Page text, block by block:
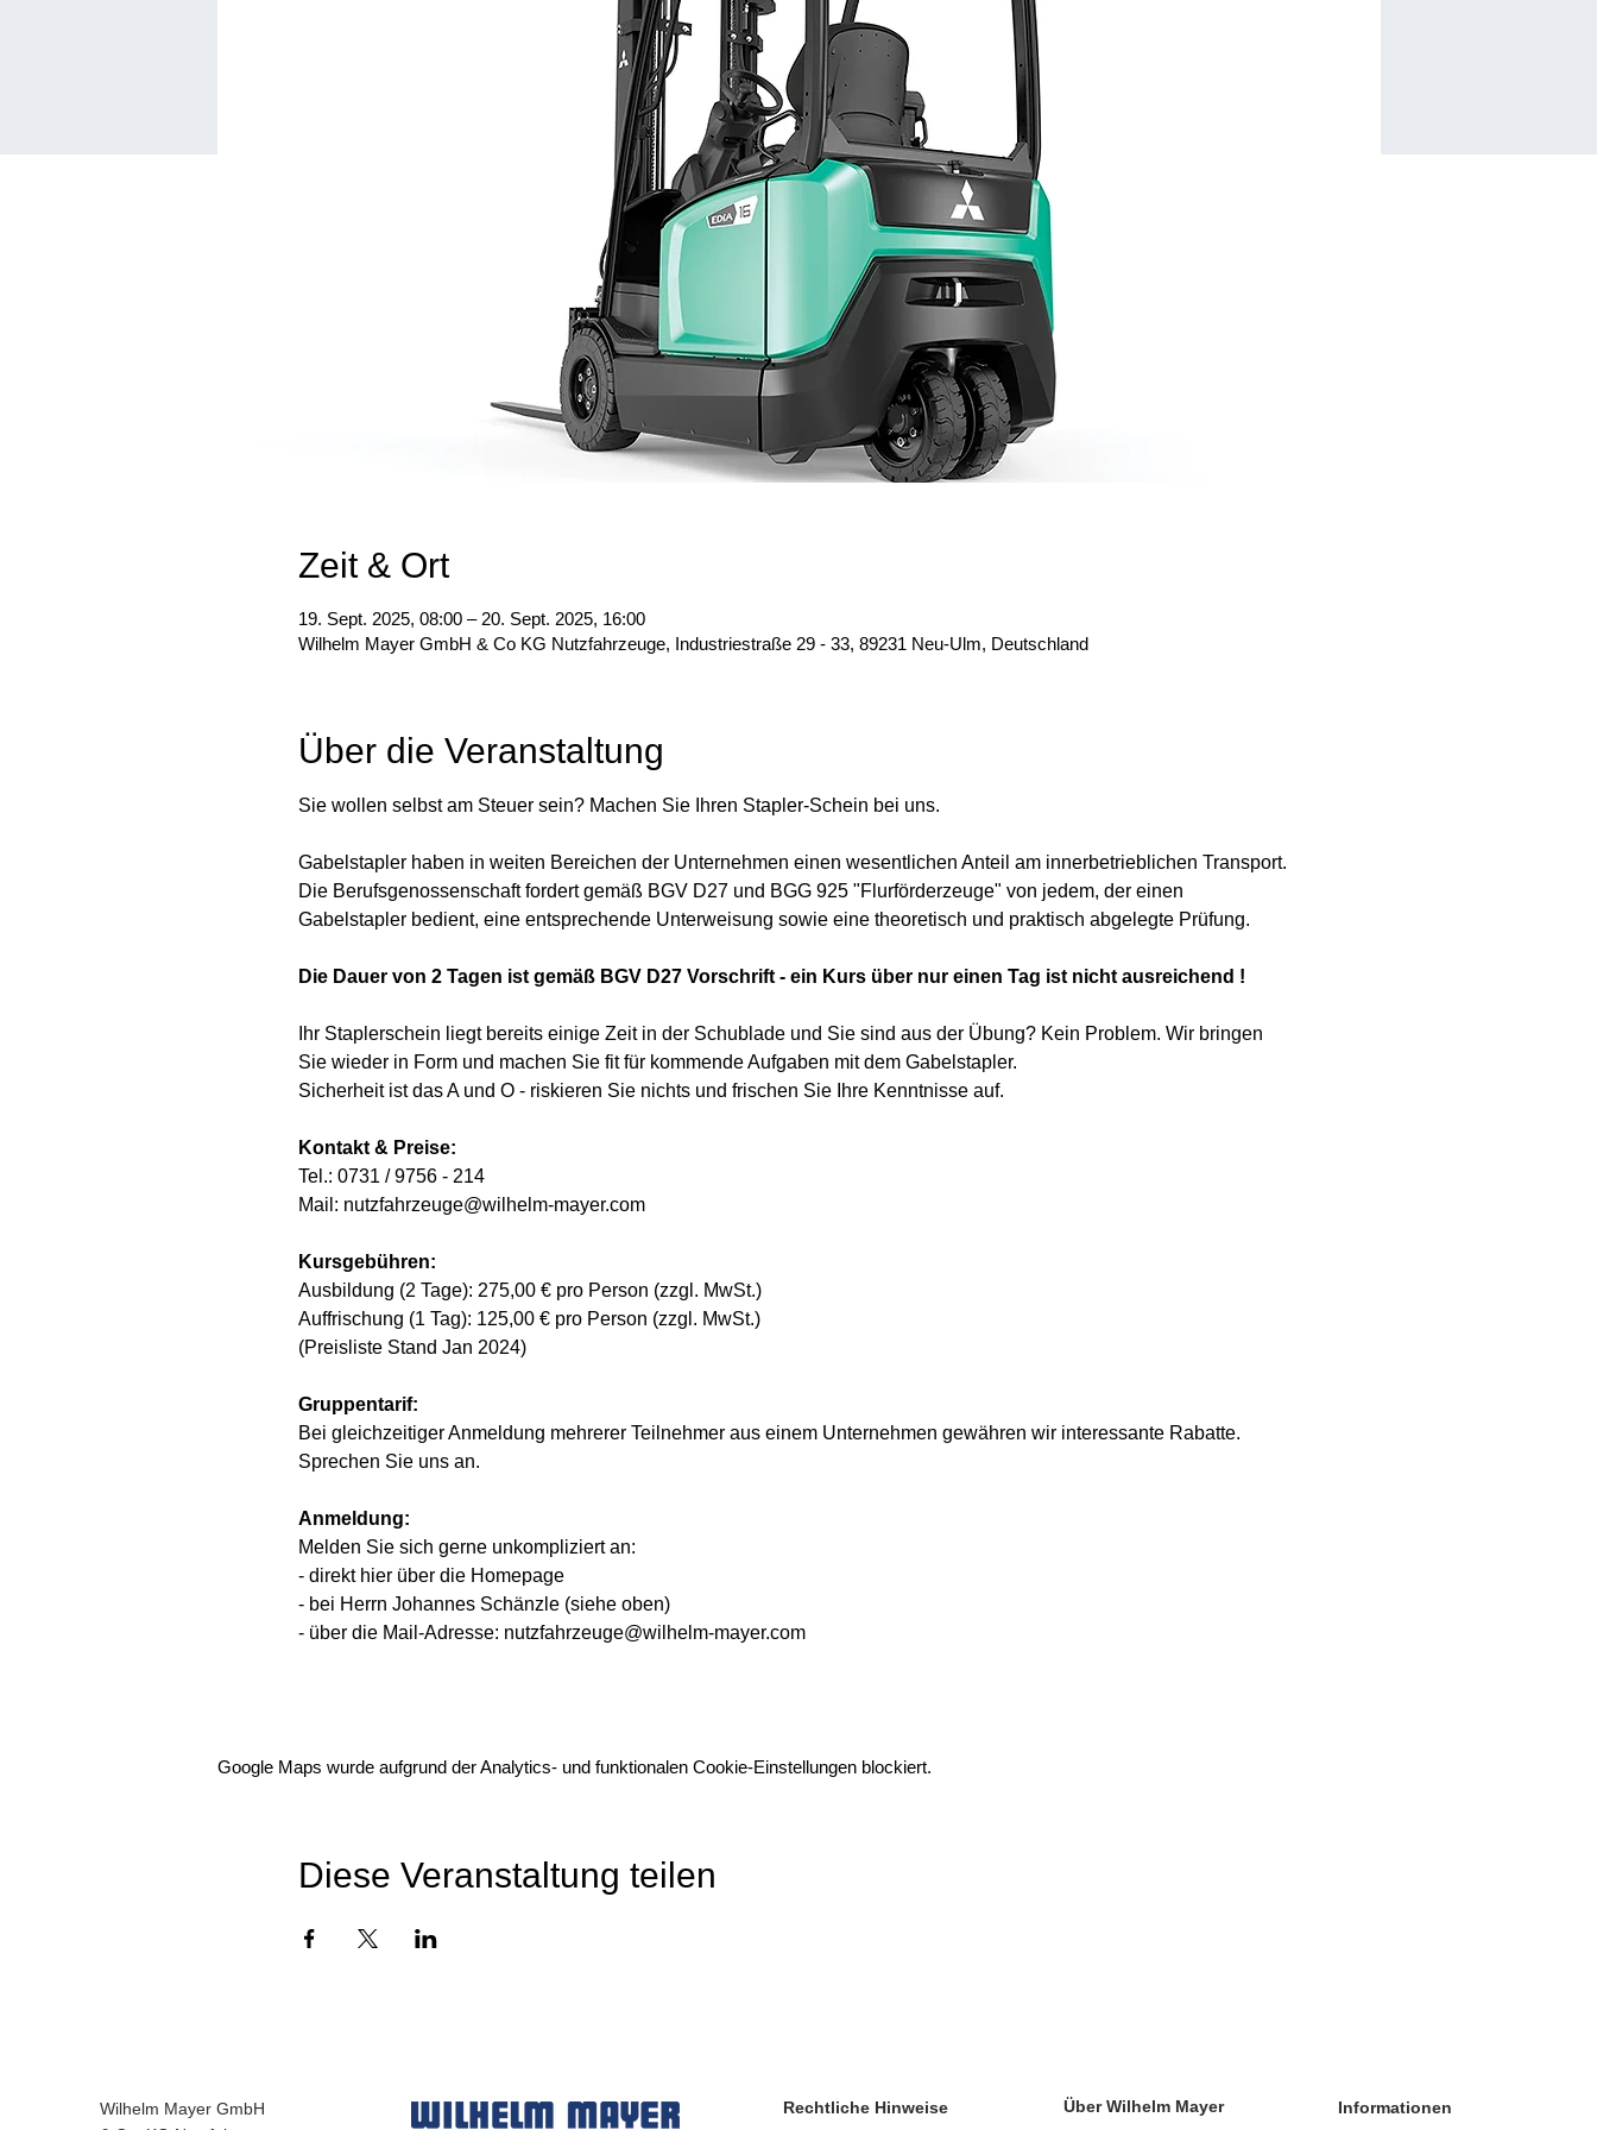
Zeit & Ort
19. Sept. 2025, 08:00 – 20. Sept. 2025, 16:00
Wilhelm Mayer GmbH & Co KG Nutzfahrzeuge, Industriestraße 29 - 33, 89231 Neu-Ulm, Deutschland
Über die Veranstaltung
Sie wollen selbst am Steuer sein? Machen Sie Ihren Stapler-Schein bei uns.
Gabelstapler haben in weiten Bereichen der Unternehmen einen wesentlichen Anteil am innerbetrieblichen Transport.
Die Berufsgenossenschaft fordert gemäß BGV D27 und BGG 925 "Flurförderzeuge" von jedem, der einen
Gabelstapler bedient, eine entsprechende Unterweisung sowie eine theoretisch und praktisch abgelegte Prüfung.
Die Dauer von 2 Tagen ist gemäß BGV D27 Vorschrift - ein Kurs über nur einen Tag ist nicht ausreichend !
Ihr Staplerschein liegt bereits einige Zeit in der Schublade und Sie sind aus der Übung? Kein Problem. Wir bringen
Sie wieder in Form und machen Sie fit für kommende Aufgaben mit dem Gabelstapler.
Sicherheit ist das A und O - riskieren Sie nichts und frischen Sie Ihre Kenntnisse auf.
Kontakt & Preise:
Tel.: 0731 / 9756 - 214
Mail: nutzfahrzeuge@wilhelm-mayer.com
Kursgebühren:
Ausbildung (2 Tage): 275,00 € pro Person (zzgl. MwSt.)
Auffrischung (1 Tag): 125,00 € pro Person (zzgl. MwSt.)
(Preisliste Stand Jan 2024)
Gruppentarif:
Bei gleichzeitiger Anmeldung mehrerer Teilnehmer aus einem Unternehmen gewähren wir interessante Rabatte.
Sprechen Sie uns an.
Anmeldung:
Melden Sie sich gerne unkompliziert an:
- direkt hier über die Homepage
- bei Herrn Johannes Schänzle (siehe oben)
- über die Mail-Adresse: nutzfahrzeuge@wilhelm-mayer.com
Google Maps wurde aufgrund der Analytics- und funktionalen Cookie-Einstellungen blockiert.
Diese Veranstaltung teilen
Wilhelm Mayer GmbH
Rechtliche Hinweise Über Wilhelm Mayer Informationen